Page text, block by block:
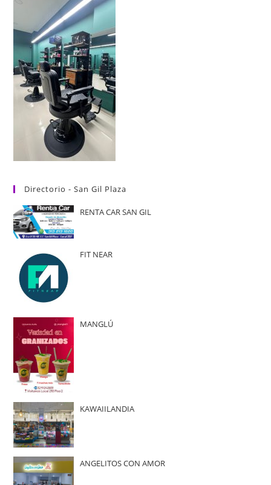
Directorio - San Gil Plaza
RENTA CAR SAN GIL
FIT NEAR
MANGLÚ
KAWAIILANDIA
ANGELITOS CON AMOR